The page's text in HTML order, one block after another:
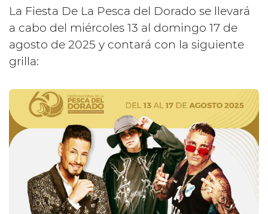
La Fiesta De La Pesca del Dorado se llevará
a cabo del miércoles 13 al domingo 17 de
agosto de 2025 y contará con la siguiente
grilla: